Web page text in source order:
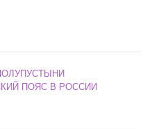
ПОЯС В РОССИИ